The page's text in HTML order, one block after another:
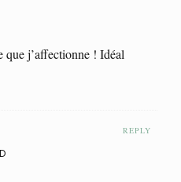
que j’affectionne ! Idéal
REPLY